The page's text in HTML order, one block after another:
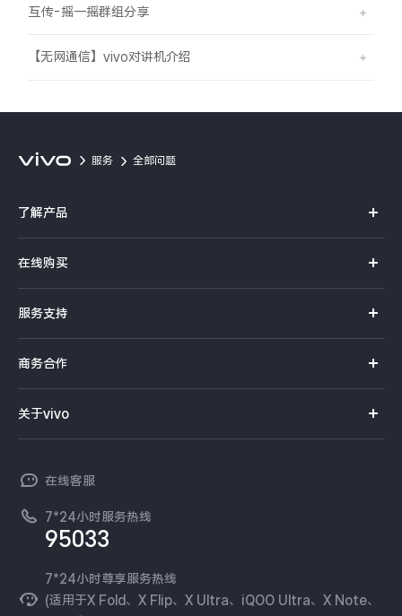
互传-摇一摇群组分享
【无网通信】vivo对讲机介绍
服务 全部问题
了解产品
S系列
Y系列
iQOO手机
T系列
NEX系列
在线购买
选购手机
选购配件
订单查询
服务支持
服务网点
查找手机
环保回收
安全公告
服务隐私政策
商务合作
开放平台
vivo 企业业务
廉正合规
国补营业执照
无线电发射设备销售备案
关于vivo
工作机会
新闻资讯
可持续发展
在线客服
7*24小时服务热线
95033
7*24小时尊享服务热线
(适用于X Fold、X Flip、X Ultra、iQOO Ultra、X Note、